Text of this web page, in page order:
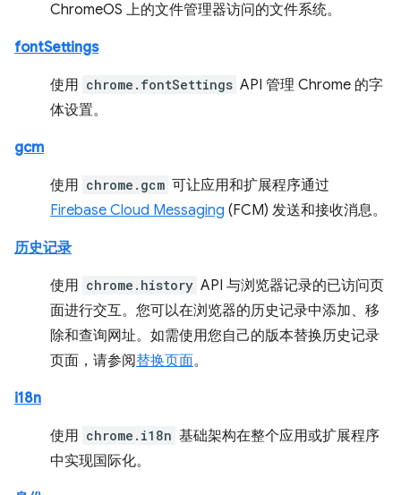
ChromeOS 上的文件管理器访问的文件系统。
fontSettings
使用 chrome.fontSettings API 管理 Chrome 的字
体设置。
gcm
使用 chrome.gcm 可让应用和扩展程序通过
Firebase Cloud Messaging (FCM) 发送和接收消息。
历史记录
使用 chrome.history API 与浏览器记录的已访问页
面进行交互。您可以在浏览器的历史记录中添加、移
除和查询网址。如需使用您自己的版本替换历史记录
页面，请参阅替换页面。
i18n
使用 chrome.i18n 基础架构在整个应用或扩展程序
中实现国际化。